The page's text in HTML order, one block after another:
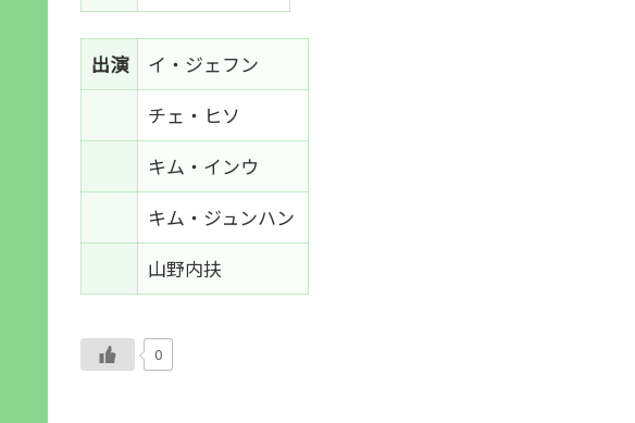
出演
イ・ジェフン
チェ・ヒソ
キム・インウ
キム・ジュンハン
山野内扶
0